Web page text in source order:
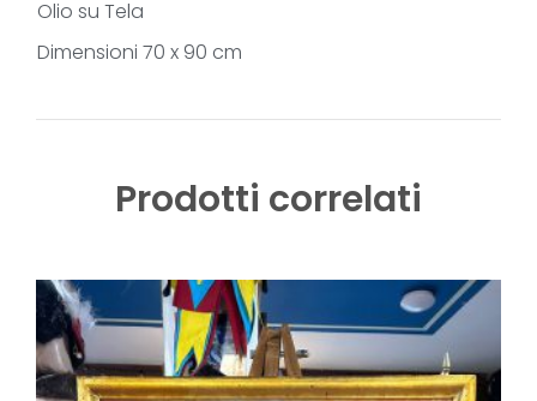
Olio su Tela
Dimensioni 70 x 90 cm
Prodotti correlati